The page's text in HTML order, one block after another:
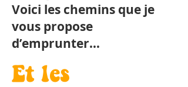
Voici les chemins que je
vous propose
d’emprunter…
Et les